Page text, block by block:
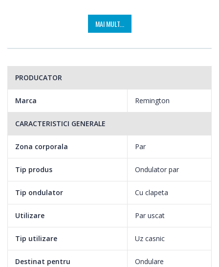
MAI MULT...
PRODUCATOR
Marca Remington
CARACTERISTICI GENERALE
Zona corporala Par
Tip produs Ondulator par
Tip ondulator Cu clapeta
Utilizare Par uscat
Tip utilizare Uz casnic
Destinat pentru Ondulare